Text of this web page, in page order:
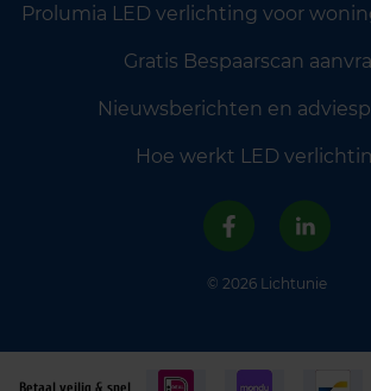
Prolumia LED verlichting voor
Gratis Bespaarscan
Nieuwsberichten en
Hoe werkt LED
© 2026 Lichtunie
Betaal veilig & snel